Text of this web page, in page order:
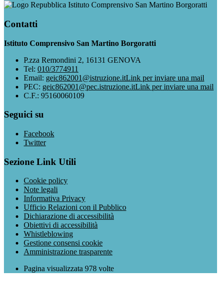
Istituto Comprensivo San Martino Borgoratti
Contatti
Istituto Comprensivo San Martino Borgoratti
P.zza Remondini 2, 16131 GENOVA
Tel: 010/3774911
Email: geic862001@istruzione.itLink per inviare una mail
PEC: geic862001@pec.istruzione.itLink per inviare una mail
C.F.: 95160060109
Seguici su
Facebook
Twitter
Sezione Link Utili
Cookie policy
Note legali
Informativa Privacy
Ufficio Relazioni con il Pubblico
Dichiarazione di accessibilità
Obiettivi di accessibilità
Whistleblowing
Gestione consensi cookie
Amministrazione trasparente
Pagina visualizzata 978 volte